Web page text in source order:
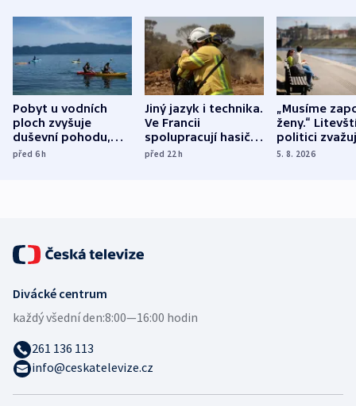
Pobyt u vodních
ploch zvyšuje
duševní pohodu,
ukázala
před 6h
Jiný jazyk i technika.
Ve Francii
spolupracují hasiči z
různých zemí
před 22h
„Musíme
ženy.“
politici
dohodu o
5. 8. 2026
Divácké centrum
každý všední den:8:00—16:00 hodin
261 136 113
info@ceskatelevize.cz